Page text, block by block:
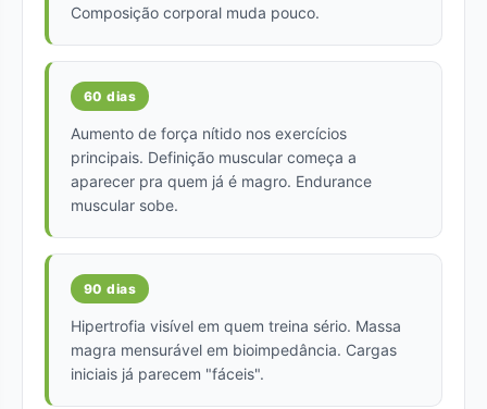
Composição corporal muda pouco.
60 dias
Aumento de força nítido nos exercícios
principais. Definição muscular começa a
aparecer pra quem já é magro. Endurance
muscular sobe.
90 dias
Hipertrofia visível em quem treina sério. Massa
magra mensurável em bioimpedância. Cargas
iniciais já parecem "fáceis".